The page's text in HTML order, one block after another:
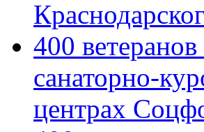
400
санаторно-
центрах